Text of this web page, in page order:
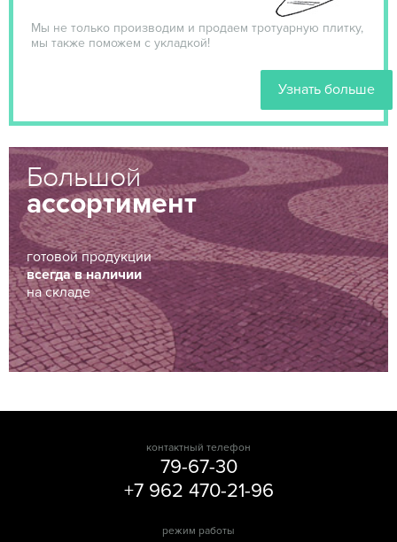
Мы не только производим и продаем тротуарную плитку,
мы также поможем с укладкой!
Узнать больше
Большой
ассортимент
готовой продукции
всегда в наличии
на складе
контактный телефон
79-67-30
+7 962 470-21-96
режим работы